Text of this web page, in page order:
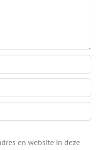
en website in deze